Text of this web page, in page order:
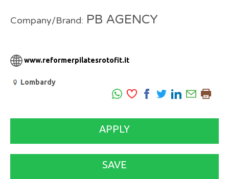
Company/Brand: PB AGENCY
www.reformerpilatesrotofit.it
Lombardy
APPLY
SAVE